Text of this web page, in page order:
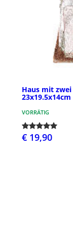
Haus mit
23x19.5x14cm
VORRÄTIG
€ 19,90